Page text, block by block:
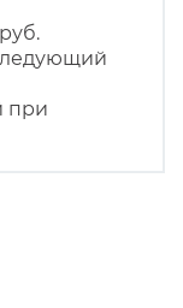
при